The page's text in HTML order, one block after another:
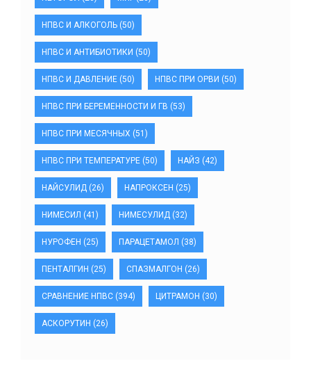
НПВС И АЛКОГОЛЬ (50)
НПВС И АНТИБИОТИКИ (50)
НПВС И ДАВЛЕНИЕ (50) НПВС ПРИ ОРВИ (50)
НПВС ПРИ БЕРЕМЕННОСТИ И ГВ (53)
НПВС ПРИ МЕСЯЧНЫХ (51)
НПВС ПРИ ТЕМПЕРАТУРЕ (50) НАЙЗ (42)
НАЙСУЛИД (26) НАПРОКСЕН (25)
НИМЕСИЛ (41) НИМЕСУЛИД (32)
НУРОФЕН (25) ПАРАЦЕТАМОЛ (38)
ПЕНТАЛГИН (25) СПАЗМАЛГОН (26)
СРАВНЕНИЕ НПВС (394) ЦИТРАМОН (30)
АСКОРУТИН (26)